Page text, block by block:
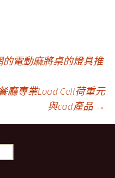
電動麻將桌的燈具推
廳專業Load Cell荷重元
與cad產品 →